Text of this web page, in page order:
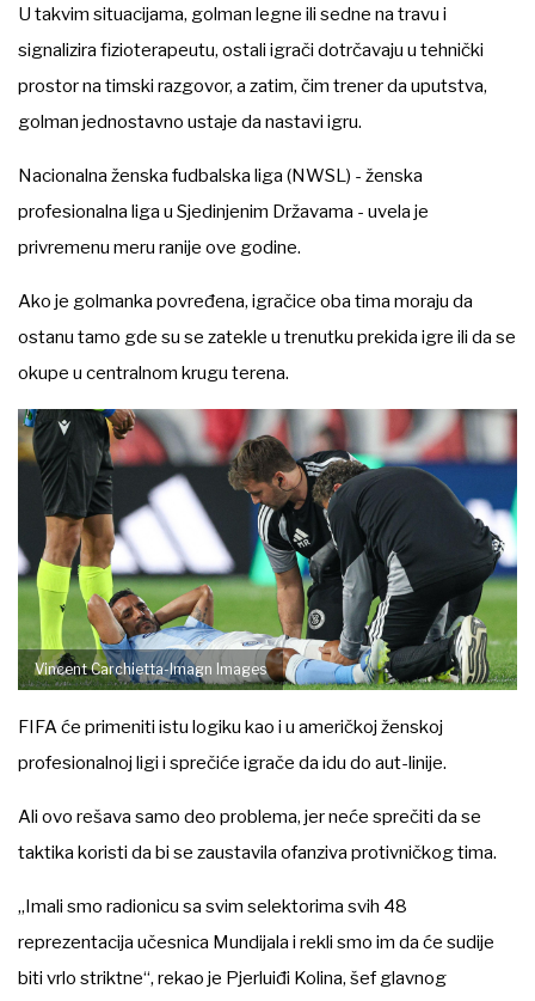
U takvim situacijama, golman legne ili sedne na travu i
signalizira fizioterapeutu, ostali igrači dotrčavaju u tehnički
prostor na timski razgovor, a zatim, čim trener da uputstva,
golman jednostavno ustaje da nastavi igru.
Nacionalna ženska fudbalska liga (NWSL) - ženska
profesionalna liga u Sjedinjenim Državama - uvela je
privremenu meru ranije ove godine.
Ako je golmanka povređena, igračice oba tima moraju da
ostanu tamo gde su se zatekle u trenutku prekida igre ili da se
okupe u centralnom krugu terena.
Vincent Carchietta-Imagn Images
FIFA će primeniti istu logiku kao i u američkoj ženskoj
profesionalnoj ligi i sprečiće igrače da idu do aut-linije.
Ali ovo rešava samo deo problema, jer neće sprečiti da se
taktika koristi da bi se zaustavila ofanziva protivničkog tima.
„Imali smo radionicu sa svim selektorima svih 48
reprezentacija učesnica Mundijala i rekli smo im da će sudije
biti vrlo striktne“, rekao je Pjerluiđi Kolina, šef glavnog